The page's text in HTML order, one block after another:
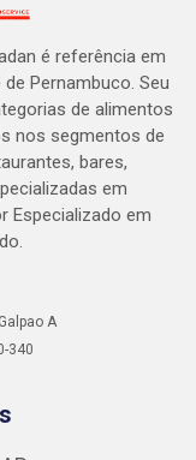
é referência em
Pernambuco. Seu
de alimentos
nos segmentos de
bares,
em
Especializado em
A
340